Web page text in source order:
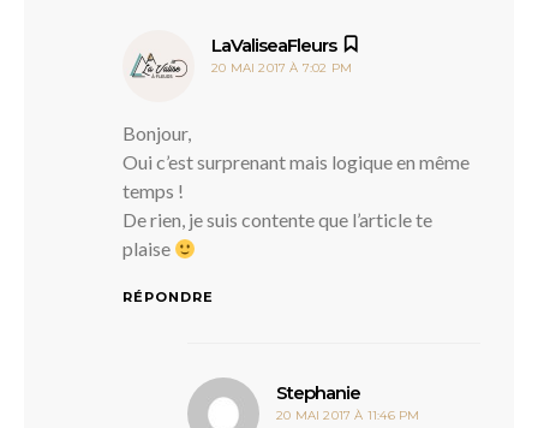
LaValiseaFleurs dit :
20 MAI 2017 À 7:02 PM
Bonjour,
Oui c’est surprenant mais logique en même
temps !
De rien, je suis contente que l’article te
plaise
RÉPONDRE
Stephanie
20 MAI 2017 À 11:46 PM